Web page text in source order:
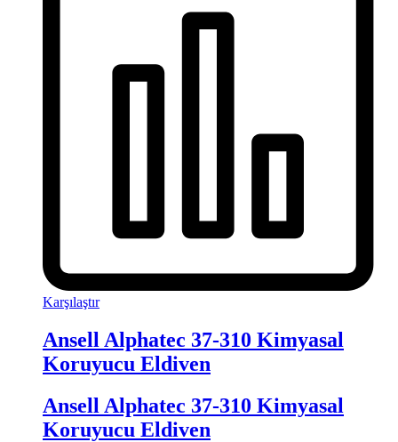
Karşılaştır
Ansell Alphatec 37-310 Kimyasal
Koruyucu Eldiven
Ansell Alphatec 37-310 Kimyasal
Koruyucu Eldiven